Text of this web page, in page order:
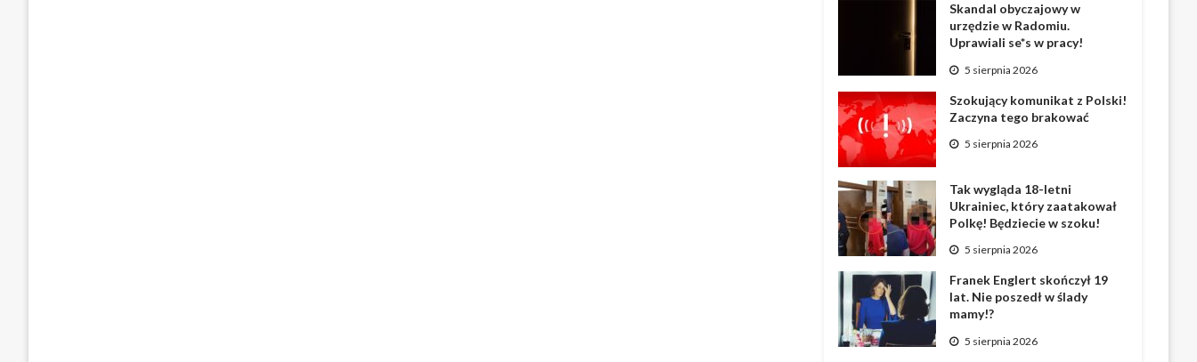
Skandal obyczajowy w
urzędzie w Radomiu.
Uprawiali se*s w pracy!
5 sierpnia 2026
Szokujący komunikat z Polski!
Zaczyna tego brakować
5 sierpnia 2026
Tak wygląda 18-letni
Ukrainiec, który zaatakował
Polkę! Będziecie w szoku!
5 sierpnia 2026
Franek Englert skończył 19
lat. Nie poszedł w ślady
mamy!?
5 sierpnia 2026